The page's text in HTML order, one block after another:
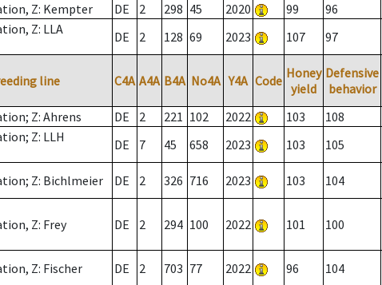
Z: Kempter DE 2 298 45 2020 99 96
Z: LLA
DE 2 128 69 2023 107 97
line C4A A4A B4A No4A Y4A Code Honey
yield
Defensive
behavior
Z: Ahrens DE 2 221 102 2022 103 108
Z: LLH
DE 7 45 658 2023 103 105
Z: Bichlmeier DE 2 326 716 2023 103 104
Z: Frey DE 2 294 100 2022 101 100
Z: Fischer DE 2 703 77 2022 96 104